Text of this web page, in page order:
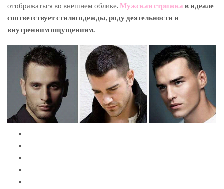
отображаться во внешнем облике.Мужская стрижка в идеале
соответствует стилю одежды, роду деятельности и
внутренним ощущениям.